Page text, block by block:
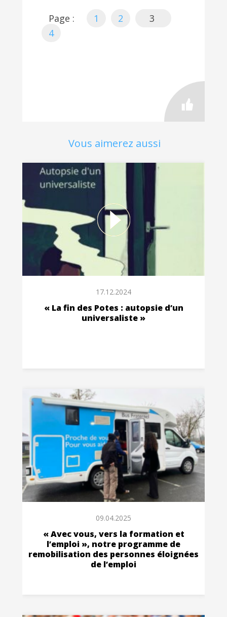
Page : 1 2
3
4
Vous aimerez aussi
17.12.2024
« La fin des Potes : autopsie d’un
universaliste »
09.04.2025
« Avec vous, vers la formation et
l’emploi », notre programme de
remobilisation des personnes éloignées
de l’emploi